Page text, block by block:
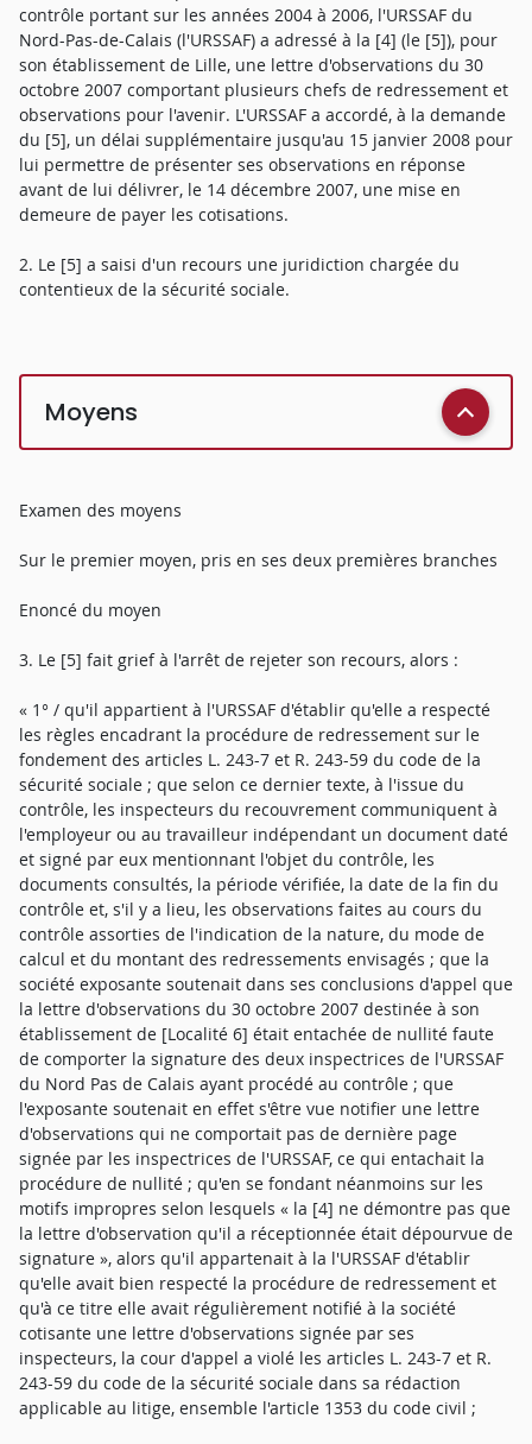
contrôle portant sur les années 2004 à 2006, l'URSSAF du
Nord-Pas-de-Calais (l'URSSAF) a adressé à la [4] (le [5]), pour
son établissement de Lille, une lettre d'observations du 30
octobre 2007 comportant plusieurs chefs de redressement et
observations pour l'avenir. L'URSSAF a accordé, à la demande
du [5], un délai supplémentaire jusqu'au 15 janvier 2008 pour
lui permettre de présenter ses observations en réponse
avant de lui délivrer, le 14 décembre 2007, une mise en
demeure de payer les cotisations.
2. Le [5] a saisi d'un recours une juridiction chargée du
contentieux de la sécurité sociale.
Moyens
Examen des moyens
Sur le premier moyen, pris en ses deux premières branches
Enoncé du moyen
3. Le [5] fait grief à l'arrêt de rejeter son recours, alors :
« 1° / qu'il appartient à l'URSSAF d'établir qu'elle a respecté
les règles encadrant la procédure de redressement sur le
fondement des articles L. 243-7 et R. 243-59 du code de la
sécurité sociale ; que selon ce dernier texte, à l'issue du
contrôle, les inspecteurs du recouvrement communiquent à
l'employeur ou au travailleur indépendant un document daté
et signé par eux mentionnant l'objet du contrôle, les
documents consultés, la période vérifiée, la date de la fin du
contrôle et, s'il y a lieu, les observations faites au cours du
contrôle assorties de l'indication de la nature, du mode de
calcul et du montant des redressements envisagés ; que la
société exposante soutenait dans ses conclusions d'appel que
la lettre d'observations du 30 octobre 2007 destinée à son
établissement de [Localité 6] était entachée de nullité faute
de comporter la signature des deux inspectrices de l'URSSAF
du Nord Pas de Calais ayant procédé au contrôle ; que
l'exposante soutenait en effet s'être vue notifier une lettre
d'observations qui ne comportait pas de dernière page
signée par les inspectrices de l'URSSAF, ce qui entachait la
procédure de nullité ; qu'en se fondant néanmoins sur les
motifs impropres selon lesquels « la [4] ne démontre pas que
la lettre d'observation qu'il a réceptionnée était dépourvue de
signature », alors qu'il appartenait à la l'URSSAF d'établir
qu'elle avait bien respecté la procédure de redressement et
qu'à ce titre elle avait régulièrement notifié à la société
cotisante une lettre d'observations signée par ses
inspecteurs, la cour d'appel a violé les articles L. 243-7 et R.
243-59 du code de la sécurité sociale dans sa rédaction
applicable au litige, ensemble l'article 1353 du code civil ;